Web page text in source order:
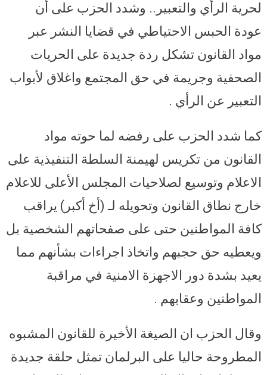
لحرية الرأي والتعبير.. وشدد الحزب على أن
عودة الحبس الاحتياطي في قضايا النشر عبر
مواد القانون تشكل ردة جديدة على الحريات
الصحفية وجريمة في حق المجتمع واغلاق لأبواب
التعبير عن الرأي .
كما شدد الحزب على رفضه لما حوته مواد
القانون من تكريس لهيمنة السلطة التنفيذية على
الاعلام وتوسيع لصلاحيات المجلس الأعلى للاعلام
خارج نطاق القانون وتحويله لـ (أخ أكبر) يراقب
كافة المواطنين حتى على صفحاتهم الشخصية بل
ويعطيه حق حجبهم واتخاذ اجراءات بشأنهم مما
يعيد بشدة دور الاجهزة الامنية في مراقبة
المواطنين وعقابهم .
وقال الحزب ان الصيغة الأخيرة للقانون المشبوه
المطروحة حاليا على البرلمان تمثل حلقة جديدة